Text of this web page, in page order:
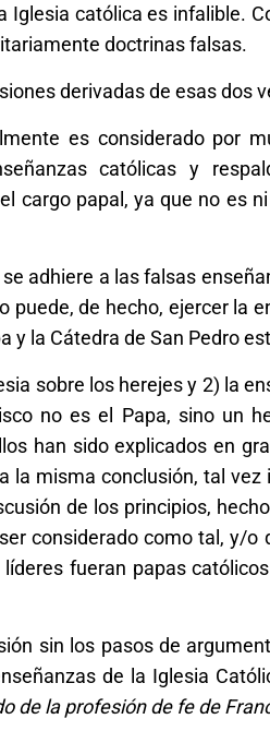
católica es infalible.
doctrinas falsas.
derivadas de esas dos
es considerado por
católicas y
cargo papal, ya que no es
adhiere a las falsas
de hecho, ejercer la
y la Cátedra de San Pedro
sobre los herejes y 2) la
no es el Papa, sino un
han sido explicados en
misma conclusión, tal
de los principios,
considerado como tal, y/o
fueran papas
sin los pasos de
de la Iglesia
de la profesión de fe de